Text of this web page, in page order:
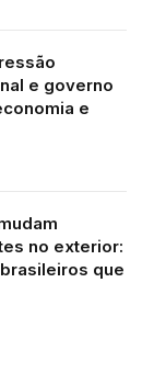
e governo
e
no exterior:
que